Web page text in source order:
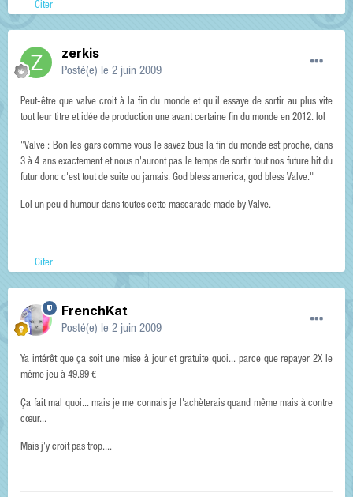
Citer
zerkis
Posté(e) le 2 juin 2009
Peut-être que valve croit à la fin du monde et qu'il essaye de sortir au plus vite
tout leur titre et idée de production une avant certaine fin du monde en 2012. lol
"Valve : Bon les gars comme vous le savez tous la fin du monde est proche, dans
3 à 4 ans exactement et nous n'auront pas le temps de sortir tout nos future hit du
futur donc c'est tout de suite ou jamais. God bless america, god bless Valve."
Lol un peu d'humour dans toutes cette mascarade made by Valve.
Citer
FrenchKat
Posté(e) le 2 juin 2009
Ya intérêt que ça soit une mise à jour et gratuite quoi... parce que repayer 2X le
même jeu à 49.99 €
Ça fait mal quoi... mais je me connais je l'achèterais quand même mais à contre
cœur...
Mais j'y croit pas trop....